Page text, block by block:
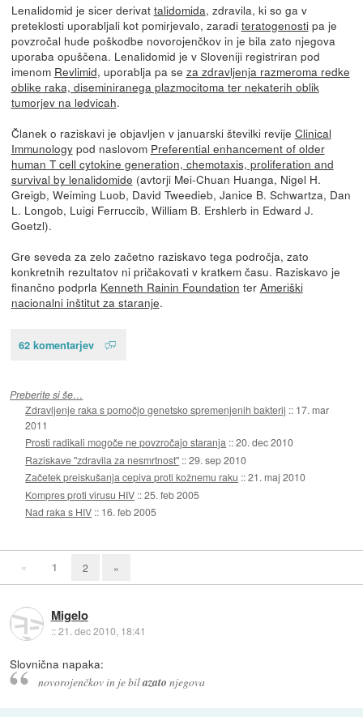
Lenalidomid je sicer derivat talidomida, zdravila, ki so ga v
preteklosti uporabljali kot pomirjevalo, zaradi teratogenostipa je
povzročal hude poškodbe novorojenčkov in je bila zato njegova
uporaba opuščena. Lenalidomid je v Sloveniji registriran pod
imenom Revlimid, uporablja pa se za zdravljenja razmeroma redke
oblike raka, diseminiranega plazmocitoma ter nekaterih oblik
tumorjev na ledvicah.
Članek o raziskavi je objavljen v januarski številki revije Clinical
Immunologypod naslovom Preferential enhancement of older
human T cell cytokine generation, chemotaxis, proliferation and
survival by lenalidomide (avtorji Mei-Chuan Huanga, Nigel H.
Greigb, Weiming Luob, David Tweedieb, Janice B. Schwartza, Dan
L. Longob, Luigi Ferruccib, William B. Ershlerb in Edward J.
Goetzl).
Gre seveda za zelo začetno raziskavo tega področja, zato
konkretnih rezultatov ni pričakovati v kratkem času. Raziskavo je
finančno podprla Kenneth Rainin Foundation ter Ameriški
nacionalni inštitut za staranje.
62 komentarjev
Preberite si še…
Zdravljenje raka s pomočjo genetsko spremenjenih bakterij :: 17. mar
2011
Prosti radikali mogoče ne povzročajo staranja ::20. dec 2010
Raziskave "zdravila za nesmrtnost" ::29. sep 2010
Začetek preiskušanja cepiva proti kožnemu raku ::21. maj 2010
Kompres proti virusu HIV ::25. feb 2005
Nad raka s HIV :: 16. feb 2005
« 1 2 »
Migelo
::21. dec 2010, 18:41
Slovnična napaka:
novorojenčkov in je bilazato njegova